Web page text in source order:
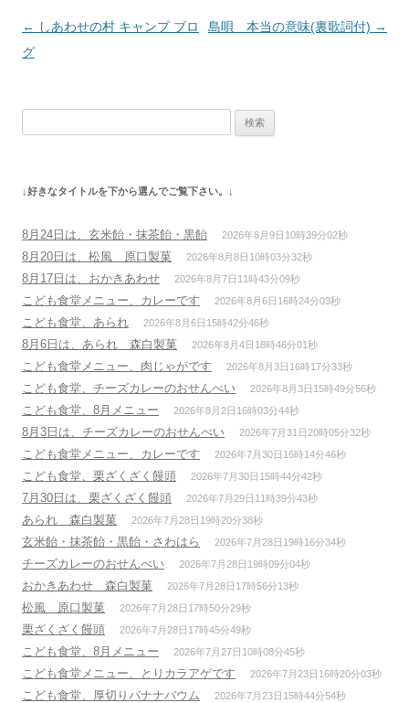
投
稿
ン
← しあわせの村 キャンプ ブロ
グ
島唄 本当の意味(裏歌詞付) →
↓好きなタイトルを下から選んでご覧下さい。↓
8月24日は、玄米飴・抹茶飴・黒飴 2026年8月9日10時39分02秒
8月20日は、松風 原口製菓 2026年8月8日10時03分32秒
8月17日は、おかきあわせ 2026年8月7日11時43分09秒
こども食堂メニュー、カレーです 2026年8月6日16時24分03秒
こども食堂、あられ 2026年8月6日15時42分46秒
8月6日は、あられ 森白製菓 2026年8月4日18時46分01秒
こども食堂メニュー、肉じゃがです 2026年8月3日16時17分33秒
こども食堂、チーズカレーのおせんべい 2026年8月3日15時49分56秒
こども食堂、8月メニュー 2026年8月2日16時03分44秒
8月3日は、チーズカレーのおせんべい 2026年7月31日20時05分32秒
こども食堂メニュー、カレーです 2026年7月30日16時14分46秒
こども食堂、栗ざくざく饅頭 2026年7月30日15時44分42秒
7月30日は、栗ざくざく饅頭 2026年7月29日11時39分43秒
あられ 森白製菓 2026年7月28日19時20分38秒
玄米飴・抹茶飴・黒飴・さわはら 2026年7月28日19時16分34秒
チーズカレーのおせんべい 2026年7月28日19時09分04秒
おかきあわせ 森白製菓 2026年7月28日17時56分13秒
松風 原口製菓 2026年7月28日17時50分29秒
栗ざくざく饅頭 2026年7月28日17時45分49秒
こども食堂、8月メニュー 2026年7月27日10時08分45秒
こども食堂メニュー、とりカラアゲです 2026年7月23日16時20分03秒
こども食堂、厚切りバナナバウム 2026年7月23日15時44分54秒